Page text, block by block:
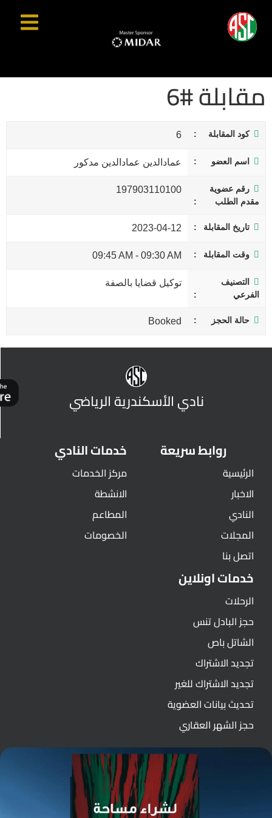
مقابلة #6
كود المقابلة 6
اسم العضو عمادالدين عمادالدين مدكور
رقم عضوية
مقدم الطلب
197903110100
تاريخ المقابلة 2023-04-12
وقت المقابلة 09:30 AM
-
09:45 AM
التصنيف
الفرعي
توكيل قضايا بالصفة
حالة الحجز Booked
نادي الأسكندرية الرياضي
روابط سريعة
الرئيسية
الاخبار
النادي
المجلات
اتصل بنا
خدمات النادي
مركز الخدمات
الانشطة
المطاعم
الخصومات
خدمات اونلاين
الرحلات
حجز البادل تنس
الشاتل باص
تجديد الاشتراك
تجديد الاشتراك للغير
تحديث بيانات العضوية
حجز الشهر العقاري